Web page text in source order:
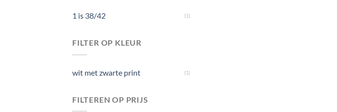
1 is 38/42 (1)
FILTER OP KLEUR
wit met zwarte print (1)
FILTEREN OP PRIJS